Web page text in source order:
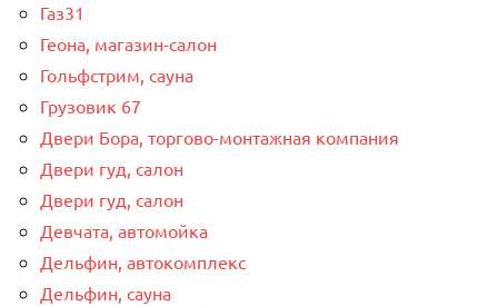
Газ31
Геона, магазин-салон
Гольфстрим, сауна
Грузовик 67
Двери Бора, торгово-монтажная компания
Двери гуд, салон
Двери гуд, салон
Девчата, автомойка
Дельфин, автокомплекс
Дельфин, сауна